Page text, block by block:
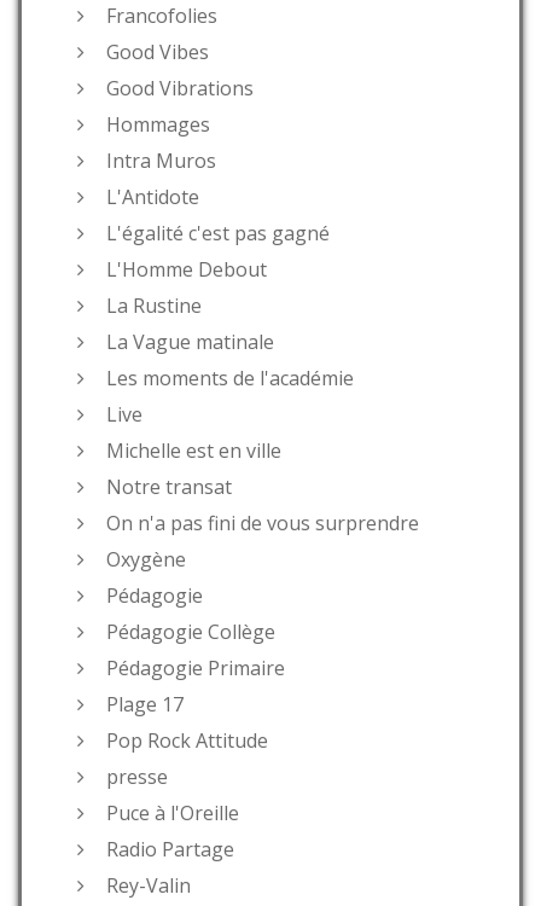
Francofolies
Good Vibes
Good Vibrations
Hommages
Intra Muros
L'Antidote
L'égalité c'est pas gagné
L'Homme Debout
La Rustine
La Vague matinale
Les moments de l'académie
Live
Michelle est en ville
Notre transat
On n'a pas fini de vous surprendre
Oxygène
Pédagogie
Pédagogie Collège
Pédagogie Primaire
Plage 17
Pop Rock Attitude
presse
Puce à l'Oreille
Radio Partage
Rey-Valin